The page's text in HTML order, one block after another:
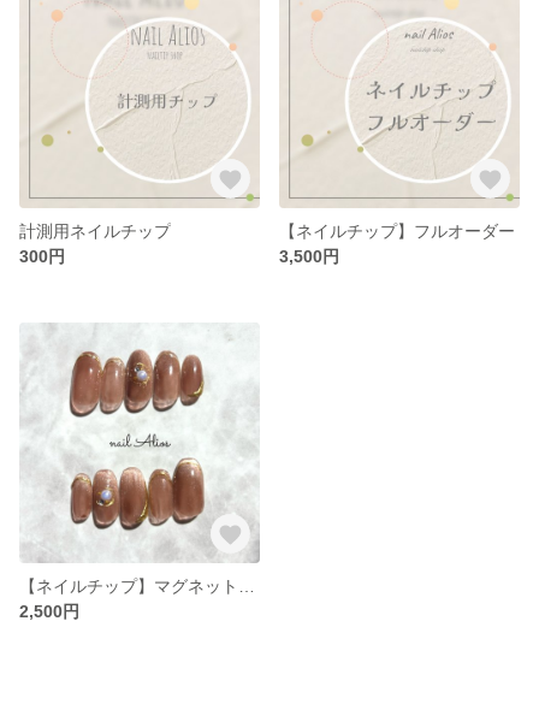
計測用ネイルチップ
300円
【ネイルチップ】フルオーダー
3,500円
2,500円